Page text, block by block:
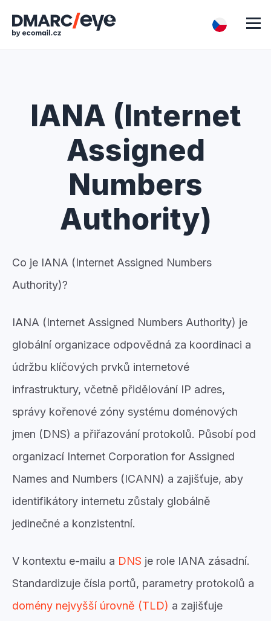
IANA (Internet
Assigned
Numbers
Authority)
Co je IANA (Internet Assigned Numbers
Authority)?
IANA (Internet Assigned Numbers Authority) je
globální organizace odpovědná za koordinaci a
údržbu klíčových prvků internetové
infrastruktury, včetně přidělování IP adres,
správy kořenové zóny systému doménových
jmen (DNS) a přiřazování protokolů. Působí pod
organizací Internet Corporation for Assigned
Names and Numbers (ICANN) a zajišťuje, aby
identifikátory internetu zůstaly globálně
jedinečné a konzistentní.
V kontextu e-mailu a DNS je role IANA zásadní.
Standardizuje čísla portů, parametry protokolů a
domény nejvyšší úrovně (TLD) a zajišťuje